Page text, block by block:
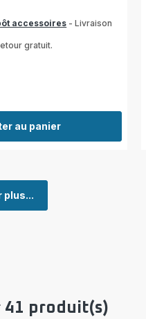
au panier
accessoires - Livraison
gratuit.
plus...
41 produit(s)